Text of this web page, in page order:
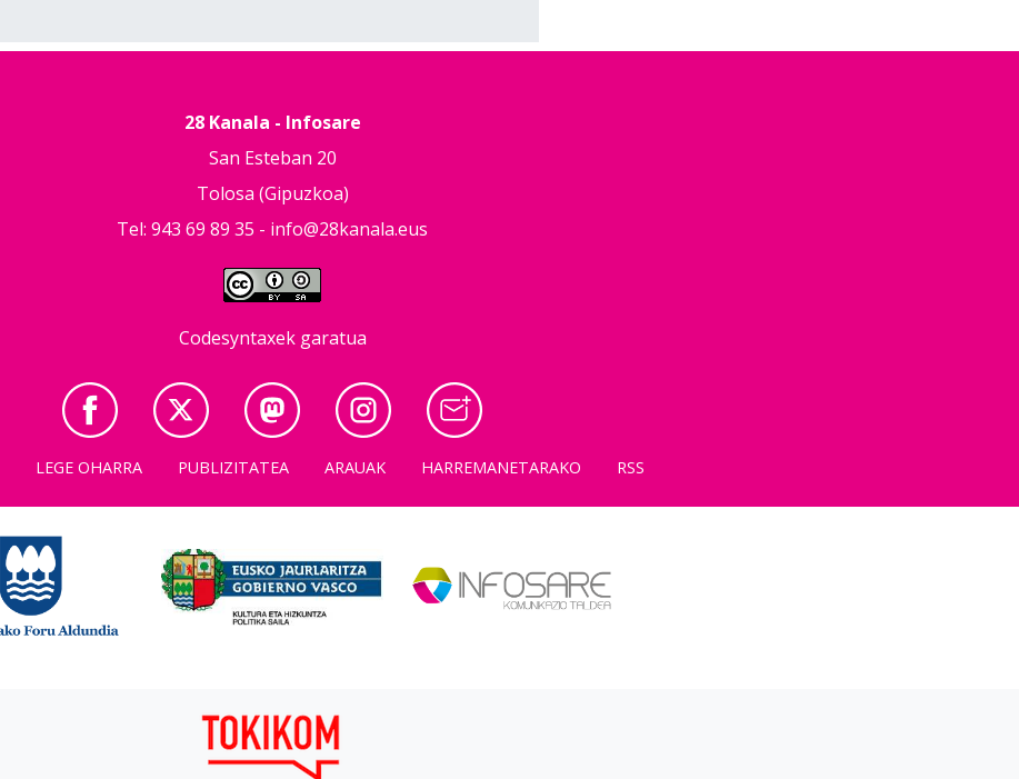
28 Kanala - Infosare
San Esteban 20
Tolosa (Gipuzkoa)
Tel: 943 69 89 35 - info@28kanala.eus
Codesyntaxek garatua
LEGE OHARRA PUBLIZITATEA ARAUAK HARREMANETARAKO RSS